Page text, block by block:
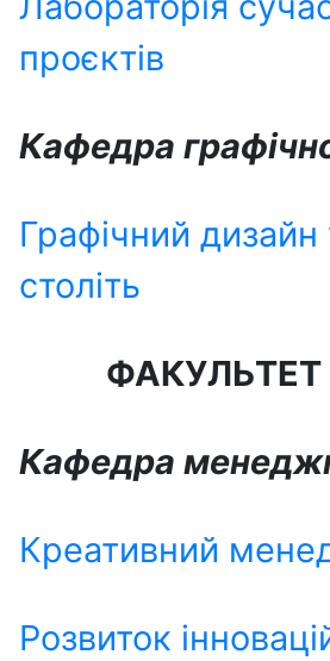
проєктів
Кафедра
Графічний дизайн
століть
ФАКУЛЬТЕТ
Кафедра
Креативний
Розвиток